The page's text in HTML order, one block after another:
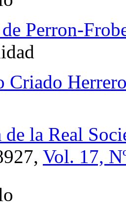
Perron-
Criado
de la Real
Vol. 17,